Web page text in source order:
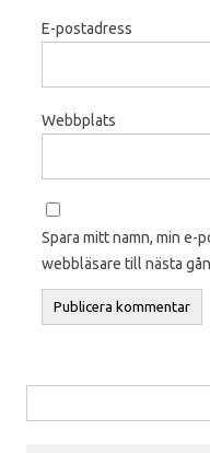
E-postadress
Webbplats
Spara mitt namn, min e-
webbläsare till nästa